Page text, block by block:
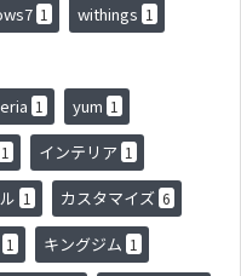
1 withings 1
1 yum 1
1 インテリア 1
1 カスタマイズ 6
1 キングジム 1